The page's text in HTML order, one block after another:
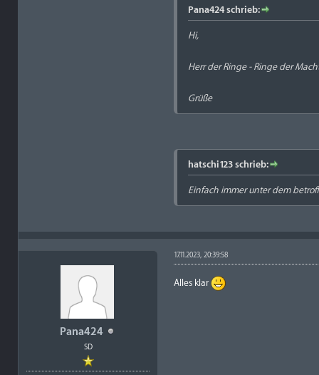
Pana424 schrieb:
Hi,
Herr der Ringe - Ringe der
Grüße
hatschi123 schrieb:
Einfach immer unter dem
Pana424
SD
17.11.2023, 20:39:58
Alles klar